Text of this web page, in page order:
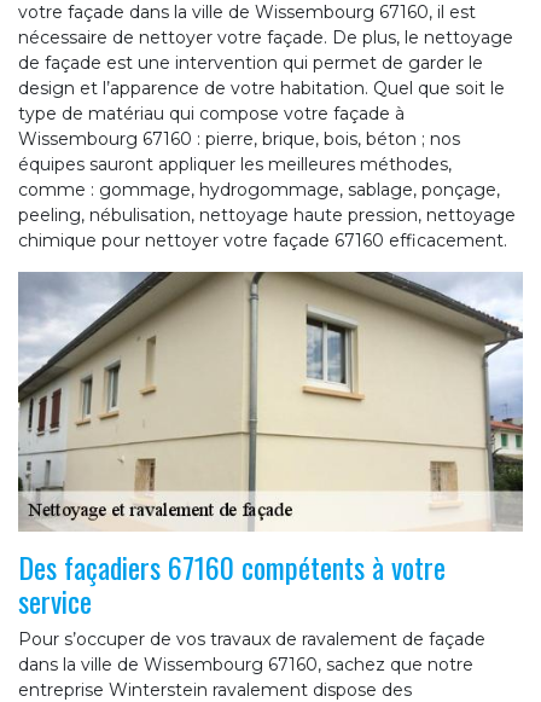
votre façade dans la ville de Wissembourg 67160, il est
nécessaire de nettoyer votre façade. De plus, le nettoyage
de façade est une intervention qui permet de garder le
design et l’apparence de votre habitation. Quel que soit le
type de matériau qui compose votre façade à
Wissembourg 67160 : pierre, brique, bois, béton ; nos
équipes sauront appliquer les meilleures méthodes,
comme : gommage, hydrogommage, sablage, ponçage,
peeling, nébulisation, nettoyage haute pression, nettoyage
chimique pour nettoyer votre façade 67160 efficacement.
Des façadiers 67160 compétents à votre
service
Pour s’occuper de vos travaux de ravalement de façade
dans la ville de Wissembourg 67160, sachez que notre
entreprise Winterstein ravalement dispose des